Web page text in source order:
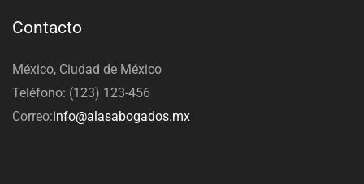
Contacto
México, Ciudad de México
Teléfono: (123) 123-456
Correo:info@alasabogados.mx